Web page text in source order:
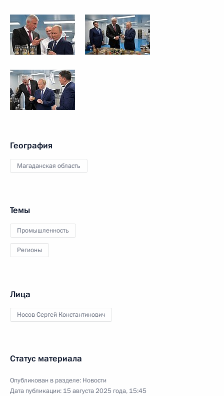
География
Магаданская область
Темы
Промышленность
Регионы
Лица
Носов Сергей Константинович
Статус материала
Опубликован в разделе: Новости
Дата публикации: 15 августа 2025 года, 15:45